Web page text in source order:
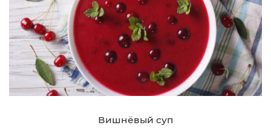
Вишнёвый суп